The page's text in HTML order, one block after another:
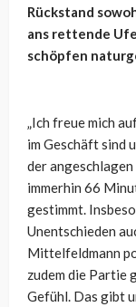
Rückstand
ans rettende
schöpfen
„Ich freue mich
im Geschäft sind
der
immerhin 66
gestimmt.
Unentschieden
Mittelfeldmann
zudem die Partie
Gefühl. Das gibt